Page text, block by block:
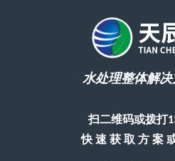
水处理整体解
扫二维码或拨打
快速获取方案